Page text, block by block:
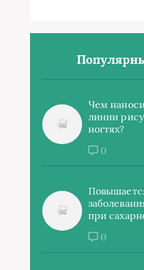
Чем
линии
ногтях?
0
при
0